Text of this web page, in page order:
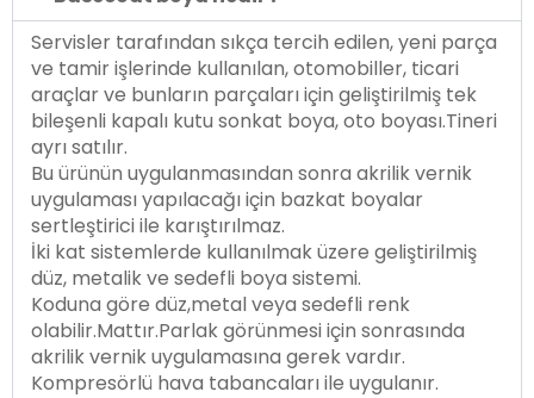
Servisler tarafından sıkça tercih edilen, yeni parça
ve tamir işlerinde kullanılan, otomobiller, ticari
araçlar ve bunların parçaları için geliştirilmiş tek
bileşenli kapalı kutu sonkat boya, oto boyası.Tineri
ayrı satılır.
Bu ürünün uygulanmasından sonra akrilik vernik
uygulaması yapılacağı için bazkat boyalar
sertleştirici ile karıştırılmaz.
İki kat sistemlerde kullanılmak üzere geliştirilmiş
düz, metalik ve sedefli boya sistemi.
Koduna göre düz,metal veya sedefli renk
olabilir.Mattır.Parlak görünmesi için sonrasında
akrilik vernik uygulamasına gerek vardır.
Kompresörlü hava tabancaları ile uygulanır.